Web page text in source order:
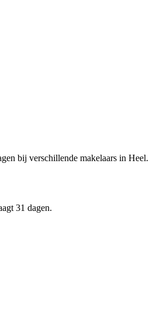
bij verschillende makelaars in Heel.
31 dagen.